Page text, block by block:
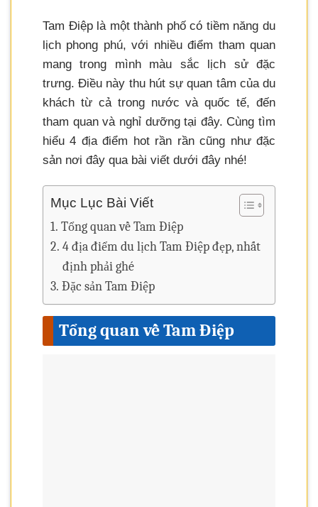
Tam Điệp là một thành phố có tiềm năng du
lịch phong phú, với nhiều điểm tham quan
mang trong mình màu sắc lịch sử đặc
trưng. Điều này thu hút sự quan tâm của du
khách từ cả trong nước và quốc tế, đến
tham quan và nghỉ dưỡng tại đây. Cùng tìm
hiểu 4 địa điểm hot rần rần cũng như đặc
sản nơi đây qua bài viết dưới đây nhé!
Mục Lục Bài Viết
Tổng quan về Tam Điệp
4 địa điểm du lịch Tam Điệp đẹp, nhất
định phải ghé
Đặc sản Tam Điệp
Tổng quan về Tam Điệp